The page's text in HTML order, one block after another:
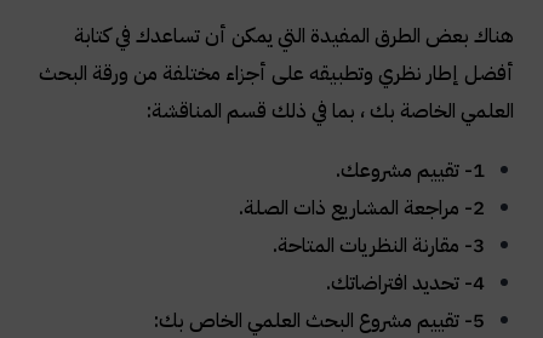
هناك بعض الطرق المفيدة التي يمكن أن تساعدك في كتابة
أفضل إطار نظري وتطبيقه على أجزاء مختلفة من ورقة البحث
العلمي الخاصة بك ، بما في ذلك قسم المناقشة:
1- تقييم مشروعك.
2- مراجعة المشاريع ذات الصلة
.
3- مقارنة النظريات المتاحة
.
4- تحديد افتراضاتك
.
5- تقييم مشروع البحث العلمي الخاص بك
: